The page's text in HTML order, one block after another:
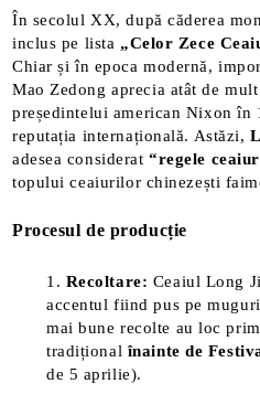
​În secolul XX, după căderea
inclus pe lista „Celor Zece
Chiar și în epoca modernă,
Mao Zedong aprecia atât de
președintelui american Nixon în
reputația internațională. Astăzi,
adesea considerat“regele
topului ceaiurilor chinezești
Procesul de producție
Recoltare: Ceaiul Long
accentul fiind pus pe
mai bune recolte au loc
tradițional înainte de
de 5 aprilie).